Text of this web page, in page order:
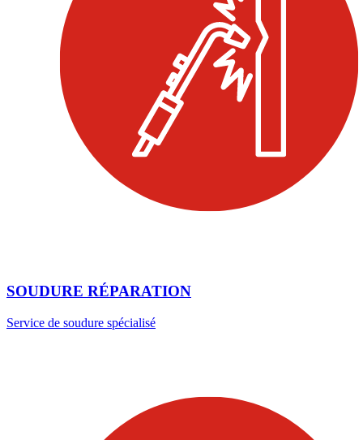
SOUDURE RÉPARATION
Service de soudure spécialisé